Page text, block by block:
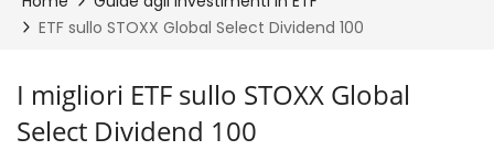
I migliori ETF sullo STOXX Global
Select Dividend 100